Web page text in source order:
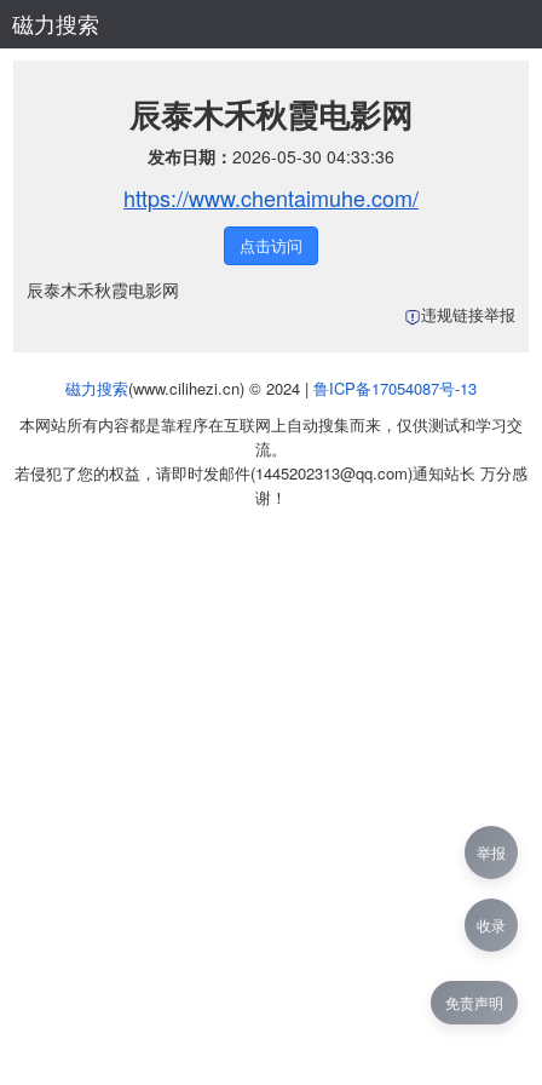
磁力搜索
辰泰木禾秋霞电影网
发布日期： 2026-05-30 04:33:36
https://www.chentaimuhe.com/
点击访问
辰泰木禾秋霞电影网
违规链接举报
磁力搜索(www.cilihezi.cn) © 2024 | 鲁ICP备17054087号-13
本网站所有内容都是靠程序在互联网上自动搜集而来，仅供测试和学习交
流。
若侵犯了您的权益，请即时发邮件(1445202313@qq.com)通知站长 万分感
谢！
免责声明
举报
收录